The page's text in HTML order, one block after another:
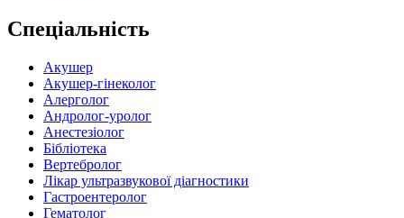
Спеціальність
Акушер
Акушер-гінеколог
Алерголог
Андролог-уролог
Анестезіолог
Бібліотека
Вертебролог
Лікар ультразвукової діагностики
Гастроентеролог
Гематолог